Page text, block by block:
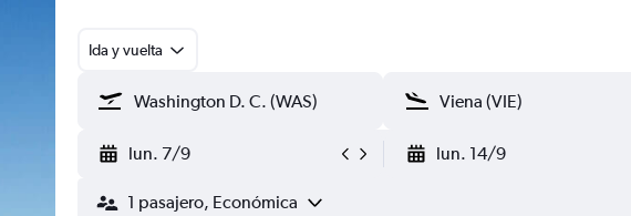
Ida y vuelta
lun. 7/9 lun. 14/9
1 pasajero, Económica